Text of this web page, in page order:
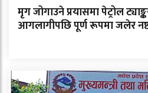
मृग जोगाउने प्रयासमा पेट्रोल
आगलागीपछि पूर्ण रूपमा जलेर